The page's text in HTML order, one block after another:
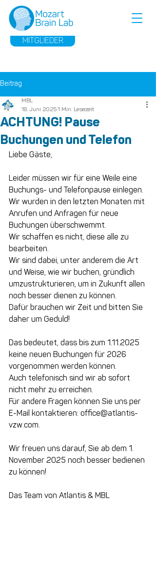
MITGLIEDER
Beitrag
ACHTUNG! Pause
Buchungen und Telefon
MBL
18. Juni 20251 Min. Lesezeit
Liebe Gäste,
Leider müssen wir für eine Weile eine
Buchungs- und Telefonpause einlegen.
Wir wurden in den letzten Monaten mit
Anrufen und Anfragen für neue
Buchungen überschwemmt.
Wir schaffen es nicht, diese alle zu
bearbeiten.
Wir sind dabei, unter anderem die Art
und Weise, wie wir buchen, gründlich
umzustrukturieren, um in Zukunft allen
noch besser dienen zu können.
Dafür brauchen wir Zeit und bitten Sie
daher um Geduld!
Das bedeutet, dass bis zum 1.11.2025
keine neuen Buchungen für 2026
vorgenommen werden können.
Auch telefonisch sind wir ab sofort
nicht mehr zu erreichen.
Für andere Fragen können Sie uns per
E-Mail kontaktieren: office@atlantis-
vzw.com.
Wir freuen uns darauf, Sie ab dem 1.
November 2025 noch besser bedienen
zu können!
Das Team von Atlantis & MBL